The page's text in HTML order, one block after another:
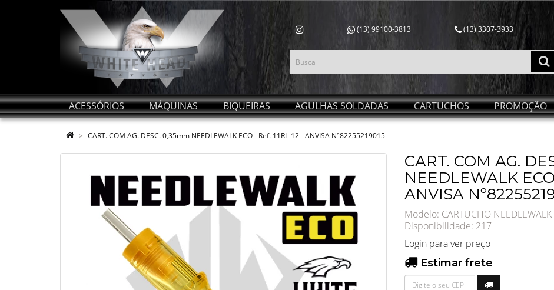
(13) 99100-3813 (13) 3307-3933
ACESSÓRIOS MÁQUINAS BIQUEIRAS AGULHAS SOLDADAS CARTUCHOS PROMOÇÃO
CART. COM AG. DESC. 0,35mm NEEDLEWALK ECO - Ref. 11RL-12 - ANVISA Nº82255219015
CART. COM AG.
NEEDLEWALK
ANVISA
Modelo: CARTUCHO
Disponibilidade: 217
Login para ver preço
Estimar frete